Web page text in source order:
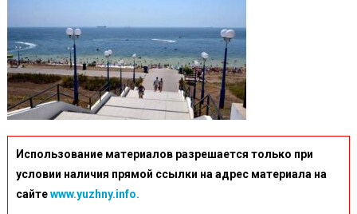
Использование материалов разрешается только при
условии наличия прямой ссылки на адрес материала на
сайтеwww.yuzhny.info.